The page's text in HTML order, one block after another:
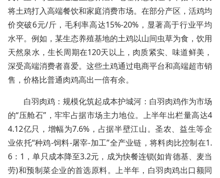
将土鸡打入高端餐饮和家庭消费市场。在部分产区，活鸡均
价突破6元/斤，毛利率高达15%-20%，显著高于行业平均
水平。例如，某生态养殖基地的土鸡以山间虫草为食，饮用
天然泉水，生长周期在120天以上，肉质紧实、味道鲜美，
深受高端消费者喜爱。这些土鸡通过电商平台和高端超市销
售，价格比普通肉鸡高出一倍有余。
白羽肉鸡：规模化筑起成本护城河：白羽肉鸡作为市场
的“压舱石”，牢牢占据市场主力地位。上半年出栏量高达4
4.12亿只，增幅为7.6%，占据半壁江山。圣农、益生等企
业依托“种鸡-饲料-屠宰-加工”全产业链，将料肉比控制在1.
6：1，单只成本降至3.2元，成为快餐连锁(如肯德基、麦当
劳)和预制菜企业的首选原料。上半年，白羽肉鸡出口额同